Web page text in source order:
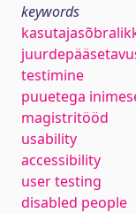
keywords
testimine
puuetega
magistritööd
usability
accessibility
user testing
disabled people